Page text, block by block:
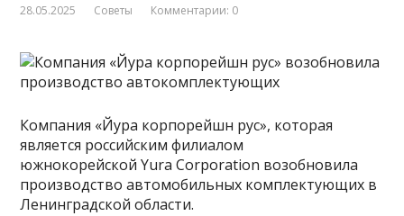
28.05.2025 Советы Комментарии: 0
Компания «Йура корпорейшн рус», которая
является российским филиалом
южнокорейской Yura Corporation возобновила
производство автомобильных комплектующих в
Ленинградской области.